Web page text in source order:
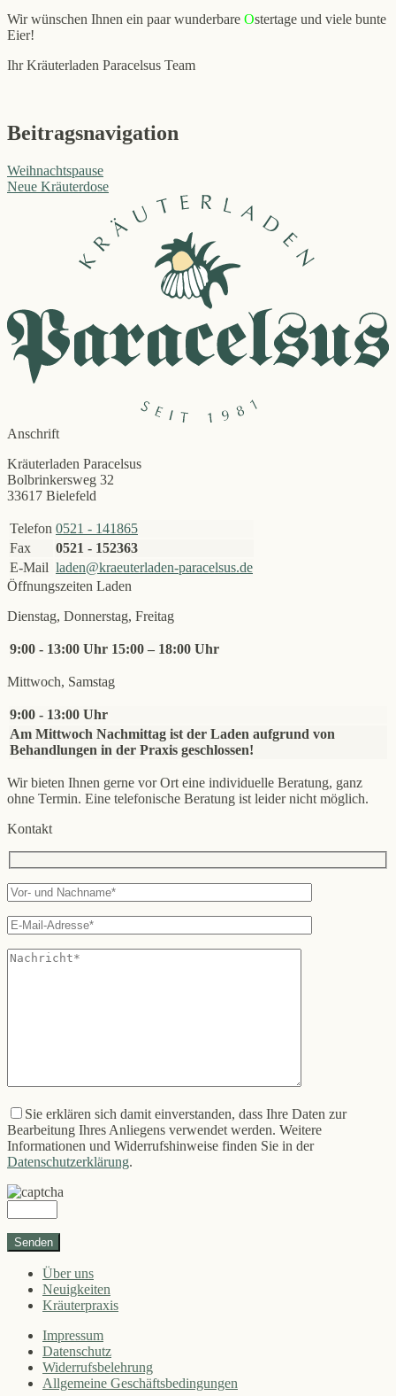
Wir wünschen Ihnen ein paar wunderbare Ostertage und viele bunte
Eier!
Ihr Kräuterladen Paracelsus Team
Beitragsnavigation
Weihnachtspause
Neue Kräuterdose
Anschrift
Kräuterladen Paracelsus
Bolbrinkersweg 32
33617 Bielefeld
Telefon 0521 - 141865
Fax
0521 - 152363
E-Mail laden@kraeuterladen-paracelsus.de
Öffnungszeiten Laden
Dienstag, Donnerstag, Freitag
9:00 - 13:00 Uhr 15:00 – 18:00 Uhr
Mittwoch, Samstag
9:00 - 13:00 Uhr
Am Mittwoch Nachmittag ist der Laden aufgrund von
Behandlungen in der Praxis geschlossen!
Wir bieten Ihnen gerne vor Ort eine individuelle Beratung, ganz
ohne Termin. Eine telefonische Beratung ist leider nicht möglich.
Kontakt
Sie erklären sich damit einverstanden, dass Ihre Daten zur
Bearbeitung Ihres Anliegens verwendet werden. Weitere
Informationen und Widerrufshinweise finden Sie in der
Datenschutzerklärung.
Über uns
Neuigkeiten
Kräuterpraxis
Impressum
Datenschutz
Widerrufsbelehrung
Allgemeine Geschäftsbedingungen